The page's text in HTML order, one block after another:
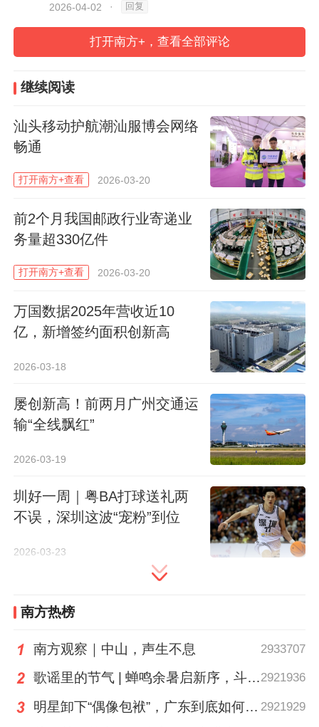
日前，深圳光明区工信局向深圳电信光明区
分公司发去感谢信。
南方日报、南方+客户端原创，未经授权不得
姚翀
人文关怀，理性批判，姚sir邀你叹
科技
联系TA
分享到：
2026-04-02 · 回复
打开南方+，查看全部评论
继续阅读
汕头移动护航潮汕服博会网络
畅通
打开南方+查看 2026-03-20
前2个月我国邮政行业寄递业
务量超330亿件
打开南方+查看 2026-03-20
万国数据2025年营收近10
亿，新增签约面积创新高
2026-03-18
屡创新高！前两月广州交通运
输“全线飘红”
2026-03-19
圳好一周｜粤BA打球送礼两
不误，深圳这波“宠粉”到位
2026-03-23
南方热榜
南方观察｜中山，声生不息 2933707
歌谣里的节气 | 蝉鸣余暑启新序，斗指西南迎立秋2921936
明星卸下“偶像包袱”，广东到底如何让人变松弛？ | 好看·南方号 2921929